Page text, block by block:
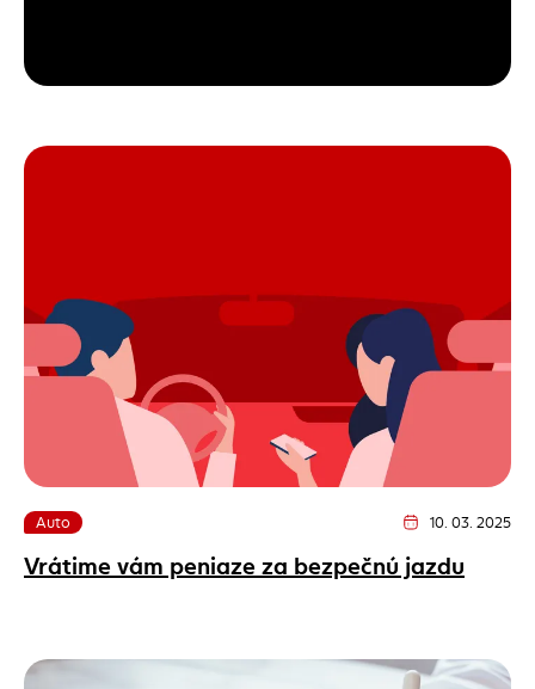
Auto Dátum vydania
10. 03. 2025
Vrátime vám peniaze za bezpečnú jazdu